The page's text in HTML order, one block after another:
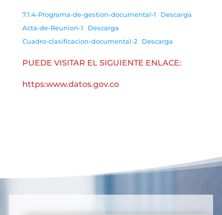
7.1.4-Programa-de-gestion-documental-1
Descarga
Acta-de-Reunion-1
Descarga
Cuadro-clasificacion-documental-2
Descarga
PUEDE VISITAR EL SIGUIENTE ENLACE:
https:www.datos.gov.co